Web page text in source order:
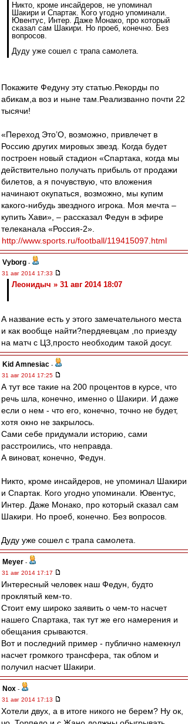
Никто, кроме инсайдеров, не упоминал
Шакири и Спартак. Кого угодно упоминали.
Ювентус, Интер. Даже Монако, про который
сказал сам Шакири. Но проеб, конечно. Без
вопросов.
Дуду уже сошел с трапа самолета.
Покажите Федуну эту статью.Рекорды по
абикам,а воз и ныне там.Реализванно почти 22
тысячи!
«Переход Это’О, возможно, привлечет в
Россию других мировых звезд. Когда будет
построен новый стадион «Спартака, когда мы
действительно получать прибыль от продажи
билетов, а я почувствую, что вложения
начинают окупаться, возможно, мы купим
какого-нибудь звездного игрока. Моя мечта –
купить Хави», – рассказал Федун в эфире
телеканала «Россия-2».
http://www.sports.ru/football/119415097.html
Vyborg -
31 авг 2014 17:33
Леонидыч » 31 авг 2014 18:07
А название есть у этого замечательного места
и как вообще найти?пердяевцам ,по приезду
на матч с ЦЗ,просто необходим такой досуг.
Kid Amnesiac -
31 авг 2014 17:25
А тут все такие на 200 процентов в курсе, что
речь шла, конечно, именно о Шакири. И даже
если о нем - что его, конечно, точно не будет,
хотя окно не закрылось.
Сами себе придумали историю, сами
расстроились, что неправда.
А виноват, конечно, Федун.
Никто, кроме инсайдеров, не упоминал Шакири
и Спартак. Кого угодно упоминали. Ювентус,
Интер. Даже Монако, про который сказал сам
Шакири. Но проеб, конечно. Без вопросов.
Дуду уже сошел с трапа самолета.
Meyer -
31 авг 2014 17:17
Интересный человек наш Федун, будто
проклятый кем-то.
Стоит ему широко заявить о чем-то насчет
нашего Спартака, так тут же его намерения и
обещания срываются.
Вот и последний пример - публично намекнул
насчет громкого трансфера, так облом и
получил насчет Шакири.
Nox -
31 авг 2014 17:13
Хотели двух, а в итоге никого не берем? Ну ок,